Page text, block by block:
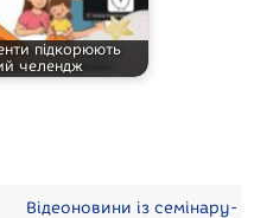
підкорюють
челендж
Відеоновини із семінару-